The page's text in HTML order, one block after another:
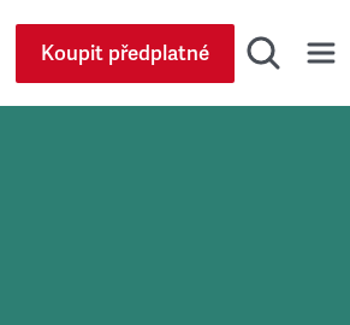
Koupit předplatné